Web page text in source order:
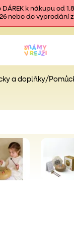
k nákupu od
nebo do vyprodání
a doplňky/